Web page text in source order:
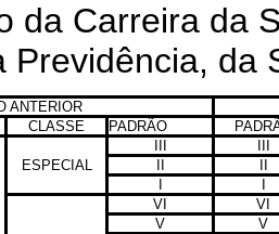
da Carreira da
Previdência, da
ANTERIOR
CLASSE PADRÃO
ESPECIAL
VI
VI
V
V